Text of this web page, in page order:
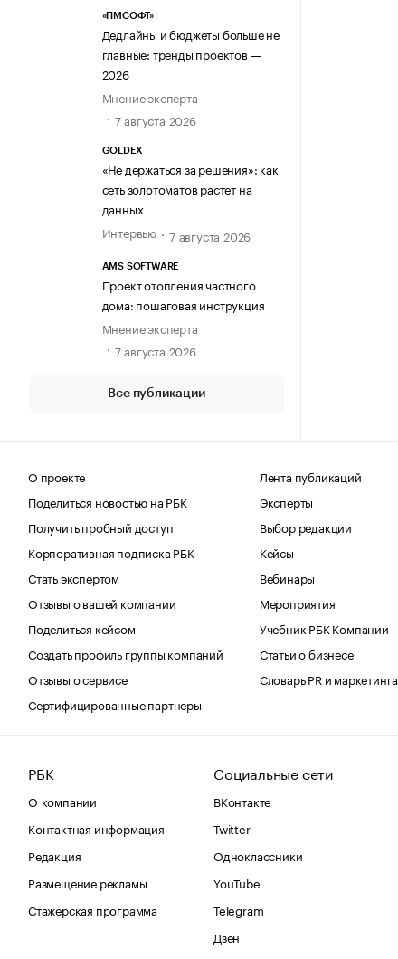
«ПМСОФТ»
Дедлайны и бюджеты больше не
главные: тренды проектов —
2026
Мнение эксперта
7 августа 2026
GOLDEX
«Не держаться за решения»: как
сеть золотоматов растет на
данных
Интервью
7 августа 2026
AMS SOFTWARE
Проект отопления частного
дома: пошаговая инструкция
Мнение эксперта
7 августа 2026
Все публикации
О проекте
Поделиться новостью на РБК
Получить пробный доступ
Корпоративная подписка РБК
Стать экспертом
Отзывы о вашей компании
Поделиться кейсом
Создать профиль группы компаний
Отзывы о сервисе
Сертифицированные партнеры
Лента публикаций
Эксперты
Выбор редакции
Кейсы
Вебинары
Мероприятия
Учебник РБК Компании
Статьи о бизнесе
Словарь PR и маркетинга
РБК
О компании
Контактная информация
Редакция
Размещение рекламы
Стажерская программа
Социальные сети
ВКонтакте
Twitter
Одноклассники
YouTube
Telegram
Дзен